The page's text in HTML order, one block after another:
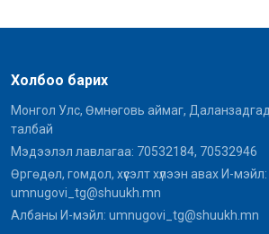
Холбоо барих
Монгол Улс, Өмнөговь аймаг,
талбай
Мэдээлэл лавлагаа: 70532184, 70532946
Өргөдөл, гомдол, хүсэлт хүлээн авах И-мэйл:
umnugovi_tg@shuukh.mn
Албаны И-мэйл: umnugovi_tg@shuukh.mn